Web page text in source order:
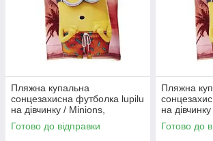
Пляжна купальна
сонцезахисна футболка lupilu
на дівчинку / Minions,
посіпаки / р.86-92, 12-24 міс.
Готово до відправки
Пляжна
на
посіпаки /
Готово до